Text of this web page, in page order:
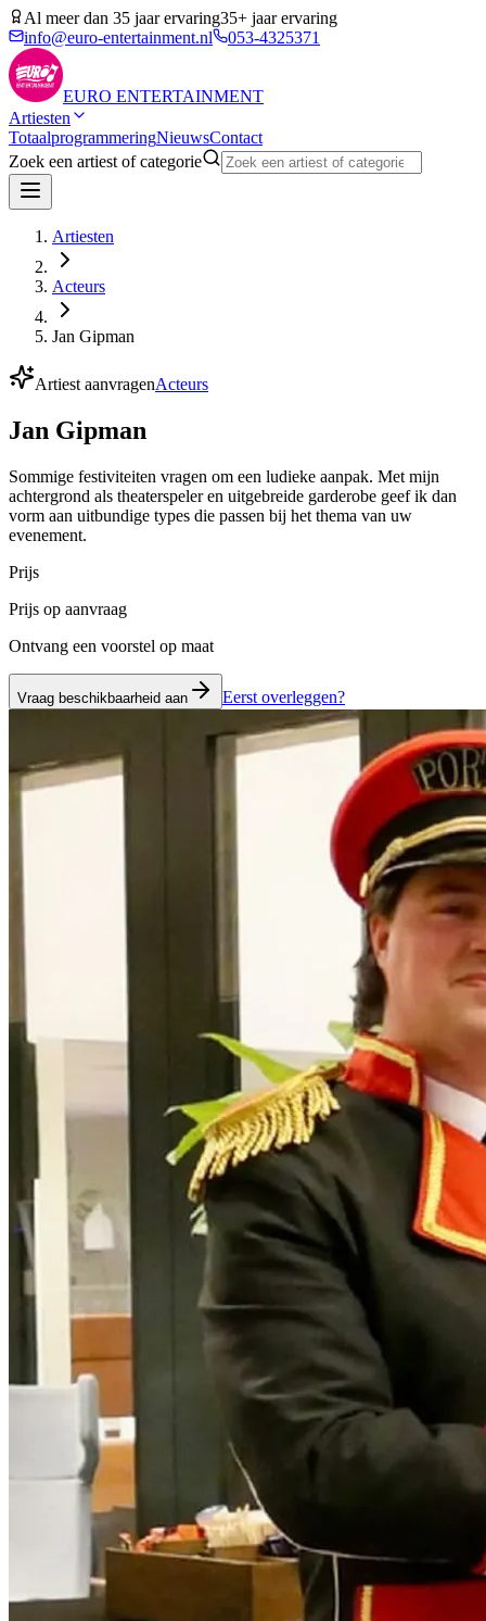
Al meer dan 35 jaar ervaring35+ jaar ervaring
info@euro-entertainment.nl
053-4325371
EURO ENTERTAINMENT
Artiesten
TotaalprogrammeringNieuwsContact
Zoek een artiest of categorie
Artiesten
Acteurs
Jan Gipman
Artiest aanvragenActeurs
Jan Gipman
Sommige festiviteiten vragen om een ludieke aanpak. Met mijn
achtergrond als theaterspeler en uitgebreide garderobe geef ik dan
vorm aan uitbundige types die passen bij het thema van uw
evenement.
Prijs
Prijs op aanvraag
Ontvang een voorstel op maat
Vraag beschikbaarheid aan Eerst overleggen?